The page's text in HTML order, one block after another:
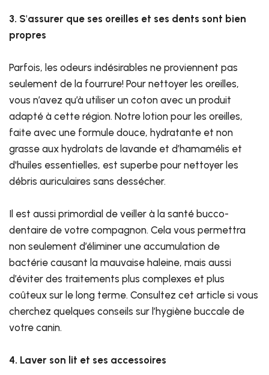
3. S'assurer que ses oreilles et ses dents sont bien
propres
Parfois, les odeurs indésirables ne proviennent pas
seulement de la fourrure! Pour nettoyer les oreilles,
vous n’avez qu’à utiliser un coton avec un produit
adapté à cette région. Notre lotion pour les oreilles,
faite avec une formule douce, hydratante et non
grasse aux hydrolats de lavande et d’hamamélis et
d'huiles essentielles, est superbe pour nettoyer les
débris auriculaires sans dessécher.
Il est aussi primordial de veiller à la santé bucco-
dentaire de votre compagnon. Cela vous permettra
non seulement d’éliminer une accumulation de
bactérie causant la mauvaise haleine, mais aussi
d’éviter des traitements plus complexes et plus
coûteux sur le long terme. Consultez cet article si vous
cherchez quelques conseils sur l’hygiène buccale de
votre canin.
4. Laver son lit et ses accessoires